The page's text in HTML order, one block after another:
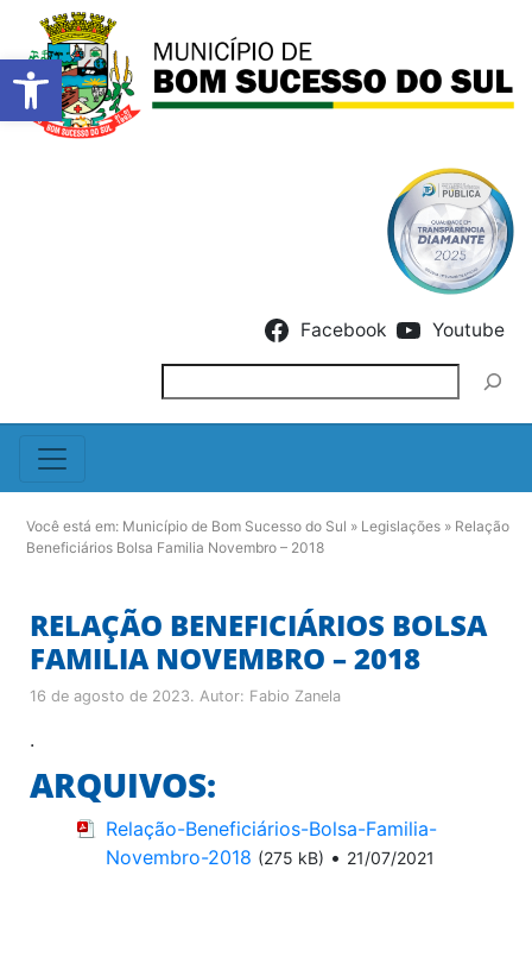
Barra de Ferramentas
Facebook Youtube
Você está em: Município de Bom Sucesso do Sul » Legislações » Relação
Beneficiários Bolsa Familia Novembro – 2018
RELAÇÃO BENEFICIÁRIOS BOLSA
FAMILIA NOVEMBRO – 2018
16 de agosto de 2023. Autor: Fabio Zanela
.
ARQUIVOS:
Relação-Beneficiários-Bolsa-Familia-
Novembro-2018 (275 kB) • 21/07/2021